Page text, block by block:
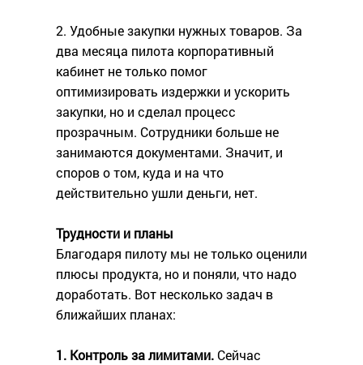
2. Удобные закупки нужных товаров. За
два месяца пилота корпоративный
кабинет не только помог
оптимизировать издержки и ускорить
закупки, но и сделал процесс
прозрачным. Сотрудники больше не
занимаются документами. Значит, и
споров о том, куда и на что
действительно ушли деньги, нет.
Трудности и планы
Благодаря пилоту мы не только оценили
плюсы продукта, но и поняли, что надо
доработать. Вот несколько задач в
ближайших планах:
1. Контроль за лимитами. Сейчас